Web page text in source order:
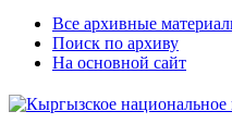
Все архивные
Поиск по архиву
На основной сайт